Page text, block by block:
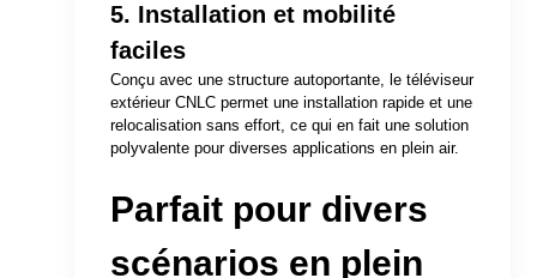
5. Installation et mobilité
faciles
Conçu avec une structure autoportante, le téléviseur
extérieur CNLC permet une installation rapide et une
relocalisation sans effort, ce qui en fait une solution
polyvalente pour diverses applications en plein air.
Parfait pour divers
scénarios en plein